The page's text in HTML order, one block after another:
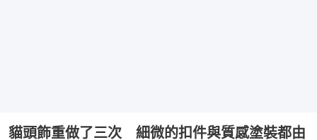
貓頭飾重做了三次 細微的扣件與質感塗裝都由